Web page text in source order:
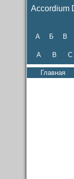
Accordium
А Б В
A B C
Главная